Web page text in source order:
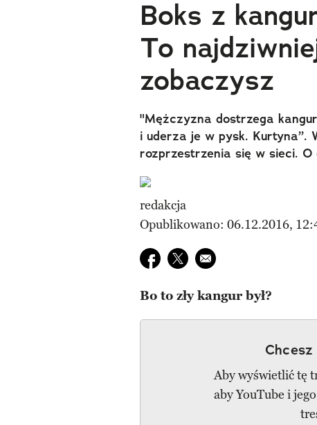
Boks z
To
zobaczysz
"Mężczyzna dostrzega
i uderza je w pysk. Kurtyna”.
rozprzestrzenia się w sieci. O
redakcja
Opublikowano: 06.12.2016,
Udostępnij na facebook
Udostępnij na twitter
E-mail do przyjaciela
Bo to zły kangur był?
Aby wyświetlić tę
aby YouTube i